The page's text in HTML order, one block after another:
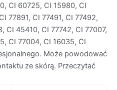
CI 60725, CI 15980, CI
77891, CI 77491, CI 77492,
CI 45410, CI 77742, CI 77007,
CI 77004, CI 16035, CI
Może powodować
ze skórą. Przeczytać